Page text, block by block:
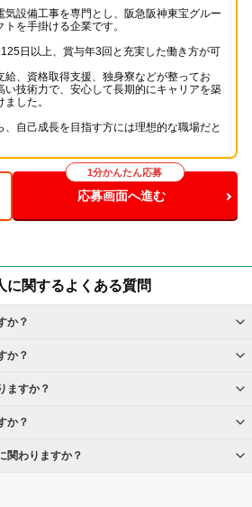
気設備工事を専門とし、阪急阪神東宝グルー
を手掛ける企業です。
日以上、賞与年3回と充実した働き方が可
給、資格取得支援、独身寮などが整ってお
い技術力で、安心して長期的にキャリアを築
した。
自己成長を目指す方には理想的な職場だと
応募画面へ進む
1分かんたん応募
に関するよくある質問
か？
か？
ますか？
か？
関わりますか？